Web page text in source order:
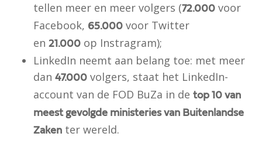
tellen meer en meer volgers (72.000voor
Facebook, 65.000voor Twitter
en 21.000op Instragram);
LinkedIn neemt aan belang toe: met meer
dan 47.000volgers, staat het LinkedIn-
account van de FOD BuZa in de top 10 van
meest gevolgde ministeries van Buitenlandse
Zakenter wereld.